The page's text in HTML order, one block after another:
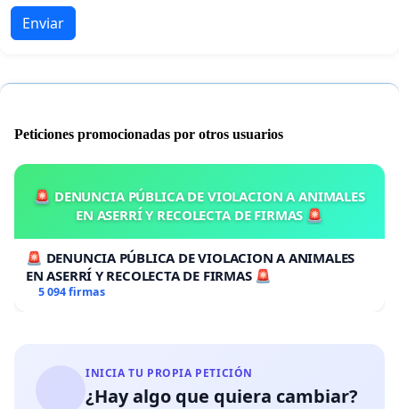
Enviar
Peticiones promocionadas por otros usuarios
🚨 DENUNCIA PÚBLICA DE VIOLACION A ANIMALES
EN ASERRÍ Y RECOLECTA DE FIRMAS 🚨
🚨 DENUNCIA PÚBLICA DE VIOLACION A ANIMALES
EN ASERRÍ Y RECOLECTA DE FIRMAS 🚨
5 094 firmas
INICIA TU PROPIA PETICIÓN
¿Hay algo que quiera cambiar?